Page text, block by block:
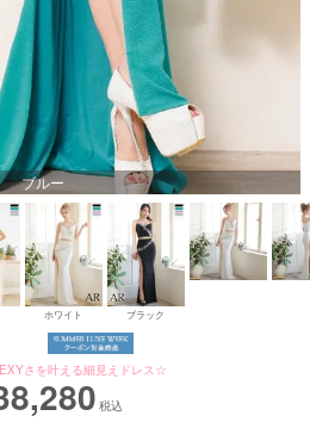
ブルー
ホワイト ブラック
さを叶える細見えドレス☆
税込